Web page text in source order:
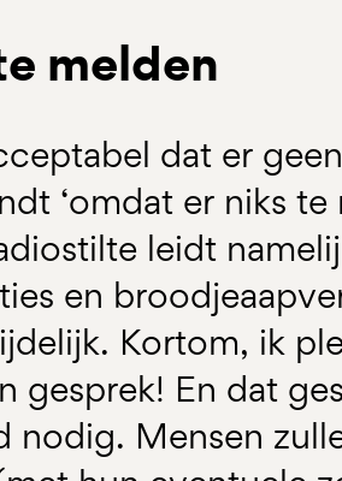
melden
dat er
‘omdat er niks
leidt
en
Kortom, ik
gesprek! En dat
nodig. Mensen